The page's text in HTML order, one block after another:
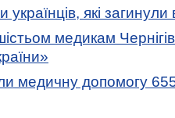
які загинули
медикам
медичну допомогу